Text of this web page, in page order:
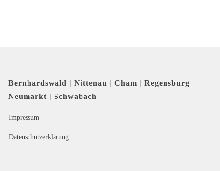
Bernhardswald | Nittenau | Cham | Regensburg |
Neumarkt | Schwabach
Impressum
Datenschutzerklärung